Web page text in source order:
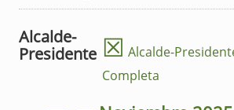
Alcalde-
Presidente ☒ Alcalde-
Completa